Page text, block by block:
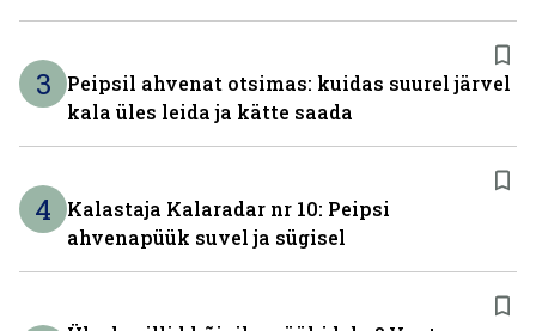
3
Peipsil ahvenat otsimas: kuidas suurel järvel
kala üles leida ja kätte saada
4
Kalastaja Kalaradar nr 10: Peipsi
ahvenapüük suvel ja sügisel